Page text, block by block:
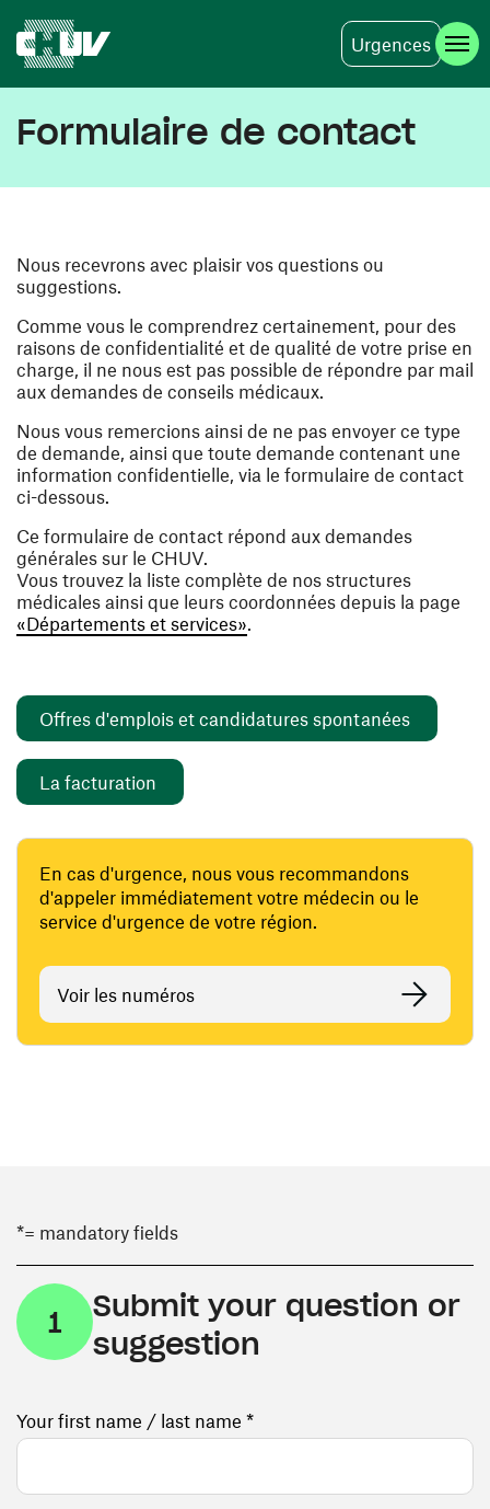
Urgences
Formulaire de contact
Nous recevrons avec plaisir vos questions ou
suggestions.
Comme vous le comprendrez certainement, pour des
raisons de confidentialité et de qualité de votre prise en
charge, il ne nous est pas possible de répondre par mail
aux demandes de conseils médicaux.
Nous vous remercions ainsi de ne pas envoyer ce type
de demande, ainsi que toute demande contenant une
information confidentielle, via le formulaire de contact
ci-dessous.
Ce formulaire de contact répond aux demandes
générales sur le CHUV.
Vous trouvez la liste complète de nos structures
médicales ainsi que leurs coordonnées depuis la page
«Départements et services».
Offres d'emplois et candidatures spontanées
La facturation
En cas d'urgence, nous vous recommandons
d'appeler immédiatement votre médecin ou le
service d'urgence de votre région.
Voir les numéros
*= mandatory fields
1
Submit your question or
suggestion
Your first name / last name *